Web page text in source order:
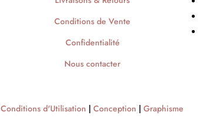
Conditions de Vente
Confidentialité
Nous contacter
Conditions d'Utilisation | Conception | Graphisme